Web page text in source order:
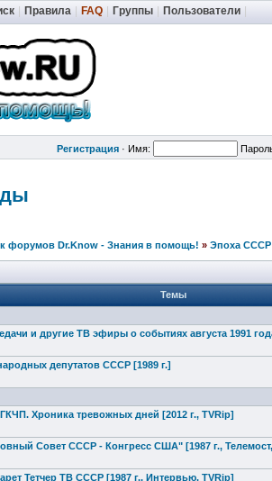
Правила FAQ Группы Пользователи
Регистрация · Имя:
форумов Dr.Know - Знания в помощь! » Эпоха СССР
Темы
и другие ТВ эфиры о событиях августа 1991
депутатов СССР [1989 г.]
Хроника тревожных дней [2012 г., TVRip]
ый Совет СССР - Конгресс США" [1987 г.,
Тетчер ТВ СССР [1987 г., Интервью, TVRip]